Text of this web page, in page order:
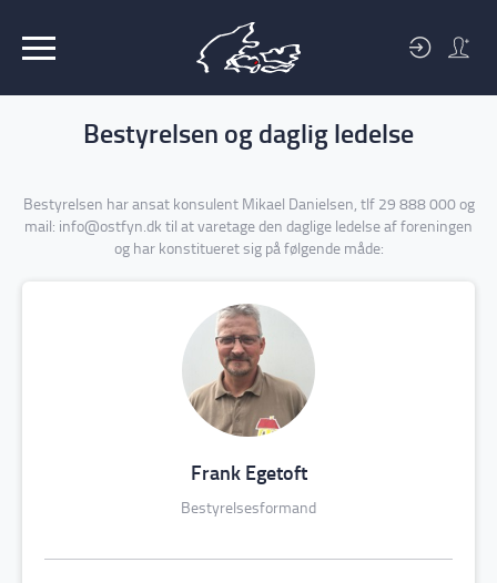
Bestyrelsen og daglig ledelse
Bestyrelsen har ansat konsulent Mikael Danielsen, tlf 29 888 000 og
mail: info@ostfyn.dk til at varetage den daglige ledelse af foreningen
og har konstitueret sig på følgende måde:
Frank Egetoft
Bestyrelsesformand